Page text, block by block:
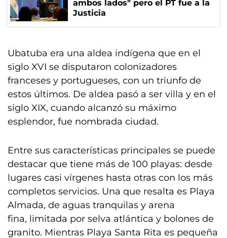
ambos lados" pero el PT fue a la
Justicia
Ubatuba era una aldea indígena que en el
siglo XVI se disputaron colonizadores
franceses y portugueses, con un triunfo de
estos últimos. De aldea pasó a ser villa y en el
siglo XIX, cuando alcanzó su máximo
esplendor, fue nombrada ciudad.
Entre sus características principales se puede
destacar que tiene más de 100 playas: desde
lugares casi vírgenes hasta otras con los más
completos servicios. Una que resalta es Playa
Almada, de aguas tranquilas y arena
fina, limitada por selva atlántica y bolones de
granito. Mientras Playa Santa Rita es pequeña